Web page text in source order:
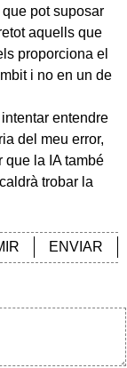
pot suposar
aquells que
proporciona el
i no en un de
entendre
del meu error,
que la IA també
trobar la
ENVIAR